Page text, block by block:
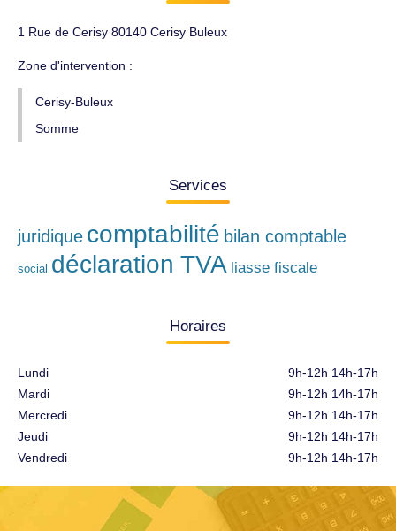
1 Rue de Cerisy 80140 Cerisy Buleux
Zone d'intervention :
Cerisy-Buleux
Somme
Services
juridique comptabilité bilan comptable
social déclaration TVA liasse fiscale
Horaires
Lundi
Mardi
Mercredi
Jeudi
Vendredi
9h-12h 14h-17h
9h-12h 14h-17h
9h-12h 14h-17h
9h-12h 14h-17h
9h-12h 14h-17h